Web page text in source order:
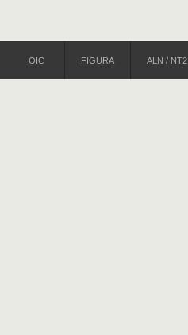
OIC FIGURA ALN / NT2